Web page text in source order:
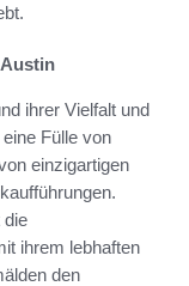
ihrer Vielfalt und
Fülle von
einzigartigen
die
ihrem lebhaften
den